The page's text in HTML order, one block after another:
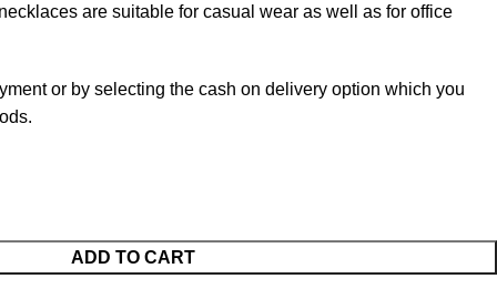
are suitable for casual wear as well as for office
or by selecting the cash on delivery option which you
ADD TO CART